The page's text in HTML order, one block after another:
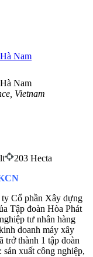
Vietnam
203 Hecta
Cổ phần Xây dựng
Tập đoàn Hòa Phát
tư nhân hàng
doanh máy xây
trở thành 1 tập đoàn
xuất công nghiệp,